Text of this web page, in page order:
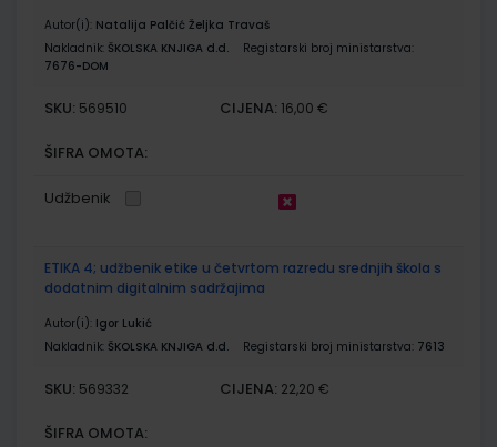
Autor(i): Natalija Palčić Željka Travaš
Nakladnik: ŠKOLSKA KNJIGA d.d.
Registarski broj ministarstva:
7676-DOM
SKU: 569510 CIJENA: 16,00 €
ŠIFRA OMOTA:
Udžbenik
ETIKA 4; udžbenik etike u četvrtom razredu srednjih škola s
dodatnim digitalnim sadržajima
Autor(i): Igor Lukić
Nakladnik: ŠKOLSKA KNJIGA d.d. Registarski broj ministarstva: 7613
SKU: 569332 CIJENA: 22,20 €
ŠIFRA OMOTA: